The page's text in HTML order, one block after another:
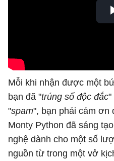
Mỗi khi nhận được một
bạn đã "trúng số độc đắc"
"spam", bạn phải cám ơn
Monty Python đã sáng
nghệ dành cho một số
nguồn từ trong một vở